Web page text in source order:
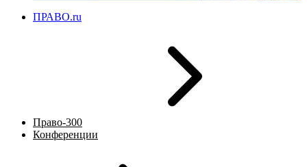
ПРАВО.ru
Право-300
Конференции